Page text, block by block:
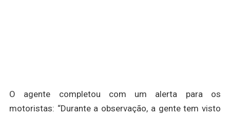
O agente completou com um alerta para os
motoristas: “Durante a observação, a gente tem visto